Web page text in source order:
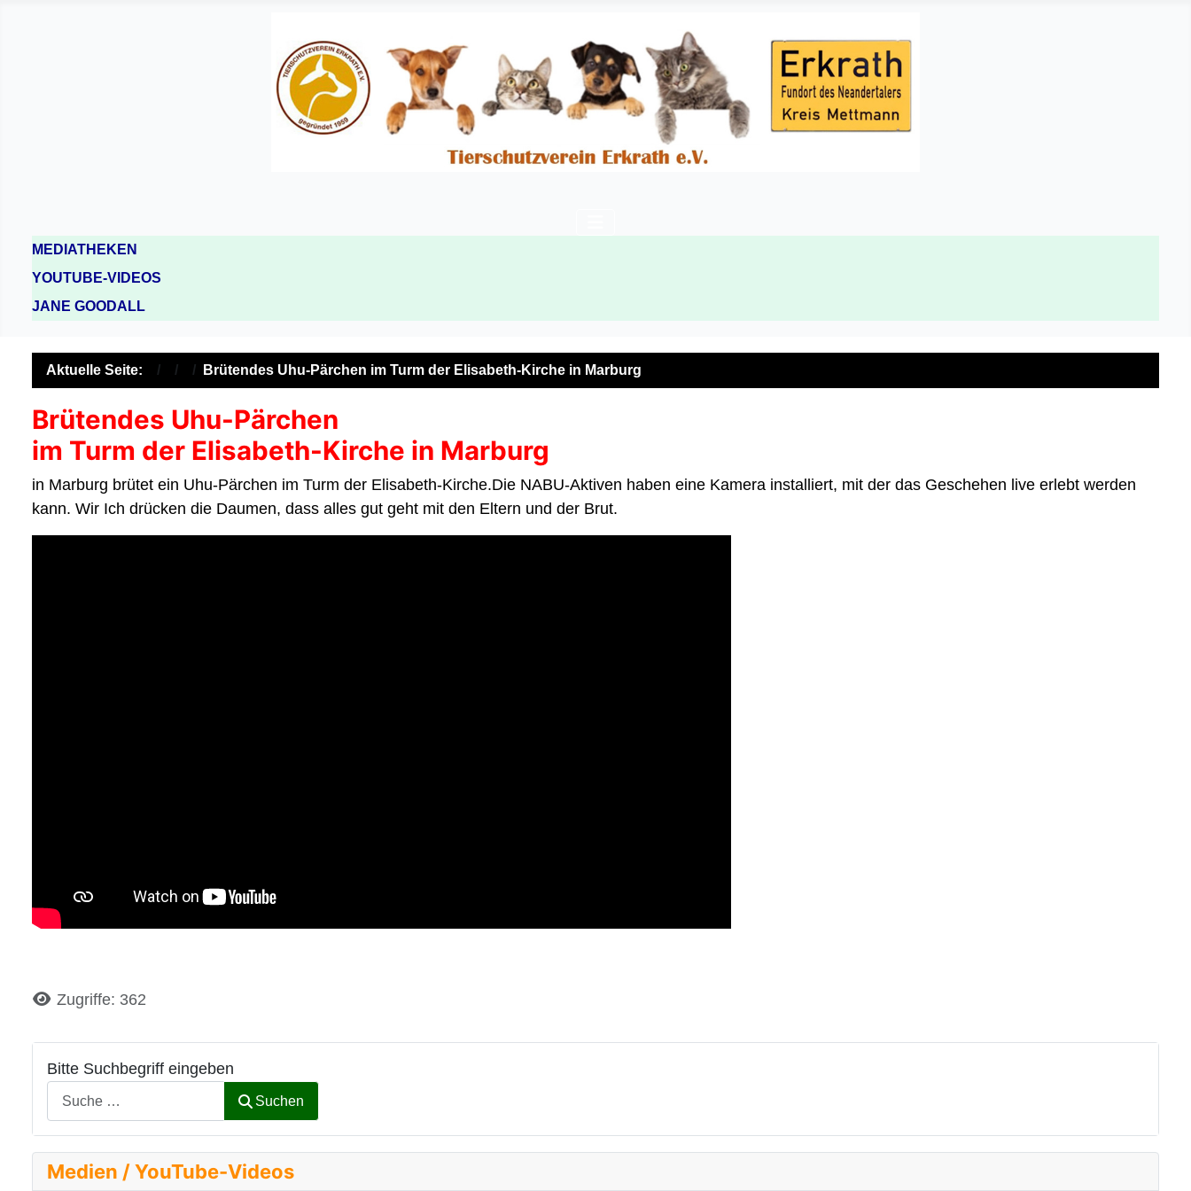
MEDIATHEKEN
YOUTUBE-VIDEOS
JANE GOODALL
Bitte Suchbegriff eingeben
Suchen
Medien / YouTube-Videos
Aktuelle Seite: Brütendes Uhu-Pärchen im Turm der Elisabeth-Kirche in Marburg
Brütendes Uhu-Pärchen
im Turm der Elisabeth-Kirche in Marburg
in Marburg brütet ein Uhu-Pärchen im Turm der Elisabeth-Kirche.Die NABU-Aktiven haben eine Kamera installiert, mit der das Geschehen live erlebt werden
kann. Wir Ich drücken die Daumen, dass alles gut geht mit den Eltern und der Brut.
DetailsZugriffe: 362